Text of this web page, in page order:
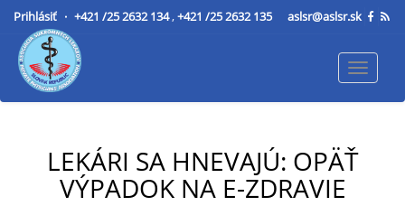
Prihlásiť +421 /25 2632 134,+421 /25 2632 135 aslsr@aslsr.sk
Toggle
LEKÁRI SA HNEVAJÚ: OPÄŤ
VÝPADOK NA E-ZDRAVIE